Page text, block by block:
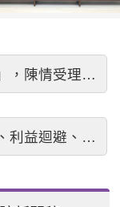
歡迎預約「臨櫃陳情」，陳情受理中心將優先排定人員與您接談，釐清案情爭點後收案處理，以節省您的寶貴時間。
公務人員應廉潔自持、利益迴避、依法公正執行公務～考試院公務人員保障暨培訓委員會～